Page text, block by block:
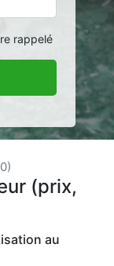
rappelé
(prix,
au